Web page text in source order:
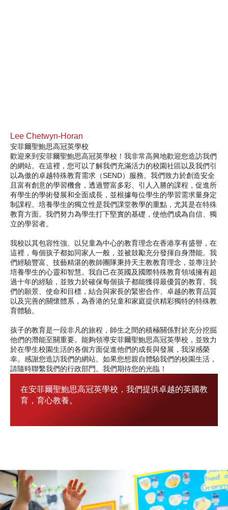
歡迎來到安菲爾聖鮑思高冠英學校！我非常高興地歡迎您造訪我們
的網站。在這裡，您可以了解我們充滿活力的校園社區以及我們引
以為傲的卓越特殊教育需求（SEND）服務。我們致力於創造安全
且富有創意的學習機會，透過豐富多彩、引人入勝的課程，促進所
有學生的學術發展和全面成長，並根據每位學生的學習需求量身定
制課程。培養學生的獨立性是我們課堂教學的重點，尤其是在特殊
教育方面。我們努力為學生打下堅實的基礎，使他們成為自信、獨
立的學習者。
我校以其包容性強、以兒童為中心的教育理念在香港享有盛譽，在
這裡，每個孩子都如同家人一般，並被鼓勵充分發揮自身潛能。我
們經驗豐富、技藝精湛的教師團隊秉持天主教教育理念，並專注於
培養學生的心靈和智慧。我自己在英國及國際特殊教育領域擁有超
過十年的經驗，並致力於確保每個孩子都能獲得最優質的教育。我
們的願景、使命和目標，結合與家長的緊密合作、卓越的教育品質
以及完善的關懷體系，為香港的兒童和家庭提供精彩獨特的特殊教
育體驗。
孩子的教育是一段非凡的旅程，師生之間的積極關係對於充分挖掘
他們的潛能至關重要。能夠領導安菲爾聖鮑思高冠英學校，並致力
於在學生校園生活的各個方面促進他們的成長與發展，我深感榮
幸。感謝您造訪我們的網站。如果您想親自體驗我們的校園生活，
請隨時聯繫我們的行政部門。我們期待您的光臨！
在安菲爾聖鮑思高冠英學校，我們提供卓越的英國教
育，育心教養。
Lee Chetwyn-Horan
安菲爾聖鮑思高冠英學校